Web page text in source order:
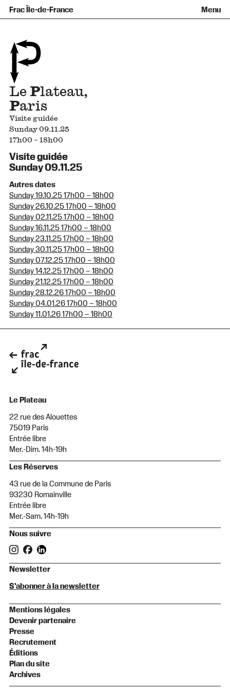
Frac Île-de-France Menu
Qu’est-ce qu’un Frac ?
Prêts d’œuvres
Informations pratiques
Venir au Frac
Familles et enfants
Groupes
Espaces de pratique libre
Accessibilité
+Aa-
LePlateau,
Paris
Visite guidée
Sunday 09.11.25
17h00 – 18h00
Visite guidée
Sunday 09.11.25
Autres dates
Sunday 19.10.25 17h00 – 18h00
Sunday 26.10.25 17h00 – 18h00
Sunday 02.11.25 17h00 – 18h00
Sunday 16.11.25 17h00 – 18h00
Sunday 23.11.25 17h00 – 18h00
Sunday 30.11.25 17h00 – 18h00
Sunday 07.12.25 17h00 – 18h00
Sunday 14.12.25 17h00 – 18h00
Sunday 21.12.25 17h00 – 18h00
Sunday 28.12.26 17h00 – 18h00
Sunday 04.01.26 17h00 – 18h00
Sunday 11.01.26 17h00 – 18h00
Le Plateau
22 rue des Alouettes
75019 Paris
Entrée libre
Mer.-Dim. 14h-19h
Les Réserves
43 rue de la Commune de Paris
93230 Romainville
Entrée libre
Mer.-Sam. 14h-19h
Nous suivre
Newsletter
S'abonner à la newsletter
Mentions légales
Devenir partenaire
Presse
Recrutement
Éditions
Plan du site
Archives